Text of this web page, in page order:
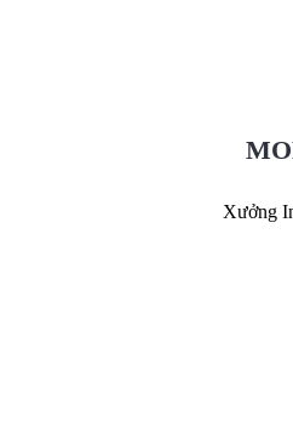
Xưởng